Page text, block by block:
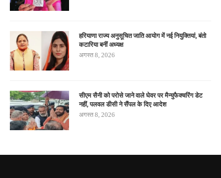
हरियाणा राज्य अनुसूचित जाति आयोग में नई नियुक्तियां, बंतो
कटारिया बनीं अध्यक्ष
अगस्त 8, 2026
सीएम सैनी को परोसे जाने वाले घेवर पर मैन्युफैक्चरिंग डेट
नहीं, पलवल डीसी ने सैंपल के दिए आदेश
अगस्त 8, 2026